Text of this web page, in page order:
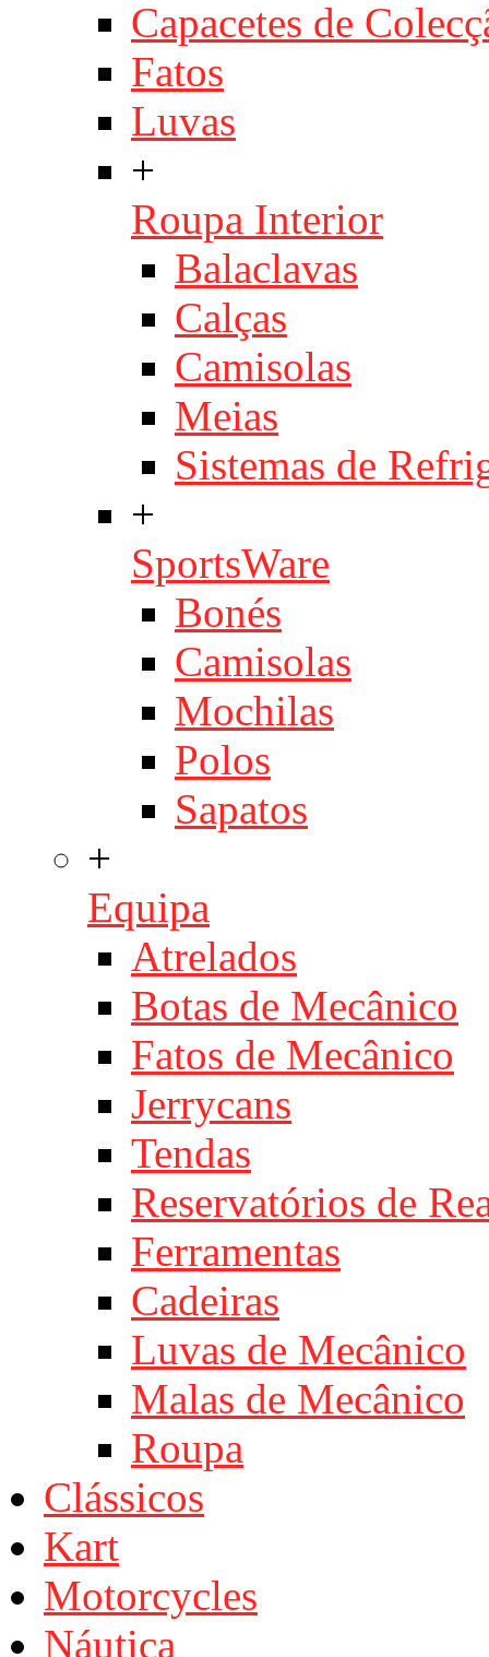
Capacetes de
Fatos
Luvas
+
Roupa Interior
Balaclavas
Calças
Camisolas
Meias
Sistemas de
+
SportsWare
Bonés
Camisolas
Mochilas
Polos
Sapatos
+
Equipa
Atrelados
Botas de Mecânico
Fatos de Mecânico
Jerrycans
Tendas
Reservatórios de
Ferramentas
Cadeiras
Luvas de Mecânico
Malas de Mecânico
Roupa
Clássicos
Kart
Motorcycles
Náutica